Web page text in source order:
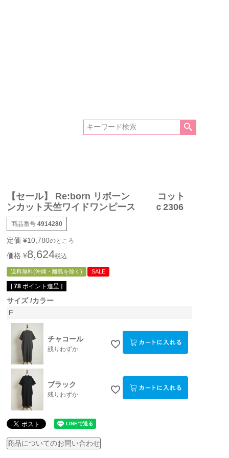
【セール】 Re:born リボーン コット
ンカット天竺ワイドワンピース ｃ2306
商品番号 4914280
定価 ¥10,780のところ
価格 ¥8,624税込
送料無料(沖縄・離島を除く) SALE
[ 78 ポイント進呈 ]
サイズ カラー
F
チャコール
残りわずか
ブラック
残りわずか
商品についてのお問い合わせ